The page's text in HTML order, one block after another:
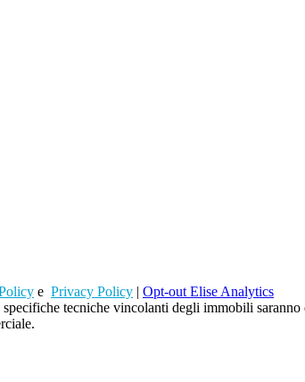
e Privacy Policy| Opt-out Elise Analytics
tecniche vincolanti degli immobili saranno